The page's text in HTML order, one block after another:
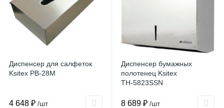
Диспенсер для салфеток
Ksitex PB-28M
4 648 ₽ /шт
Диспенсер бумажных
полотенец Ksitex
TН-5823SSN
8 689 ₽ /шт